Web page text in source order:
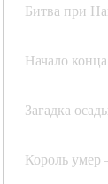
Битва при
Начало конца
Загадка
Король умер